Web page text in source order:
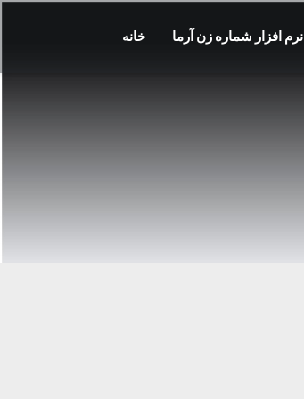
نرم افزار شماره زن آرما خانه